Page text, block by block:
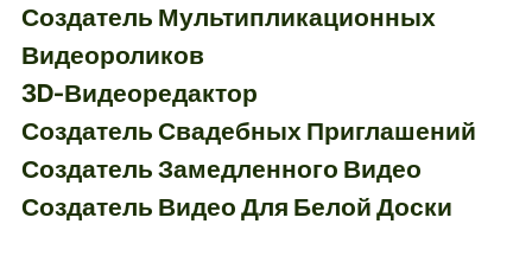
Создатель Мультипликационных
Видеороликов
3D-Видеоредактор
Создатель Свадебных Приглашений
Создатель Замедленного Видео
Создатель Видео Для Белой Доски